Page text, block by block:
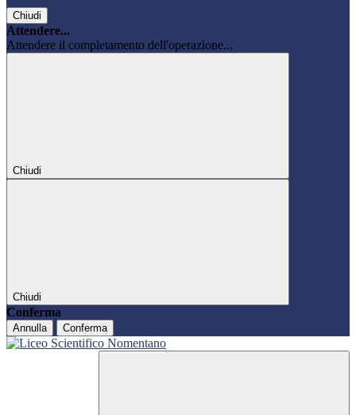
Chiudi
Attendere...
Attendere il completamento dell'operazione...
Chiudi
Chiudi
Conferma
Annulla Conferma